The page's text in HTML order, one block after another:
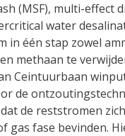
(MSF), multi-effect
water
in één stap zowel
methaan te
Ceintuurbaan
de
de reststromen
gas fase bevinden.